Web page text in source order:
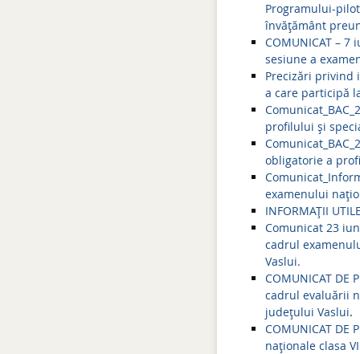
Programului-
învăţământ
COMUNICAT –
sesiune a
Precizări privind
a care participă
profilului și
obligatorie a
examenului
INFORMAȚII
Comunicat 23
cadrul
Vaslui.
COMUNICAT
cadrul evaluării
județului Vaslui.
COMUNICAT
naționale clasa